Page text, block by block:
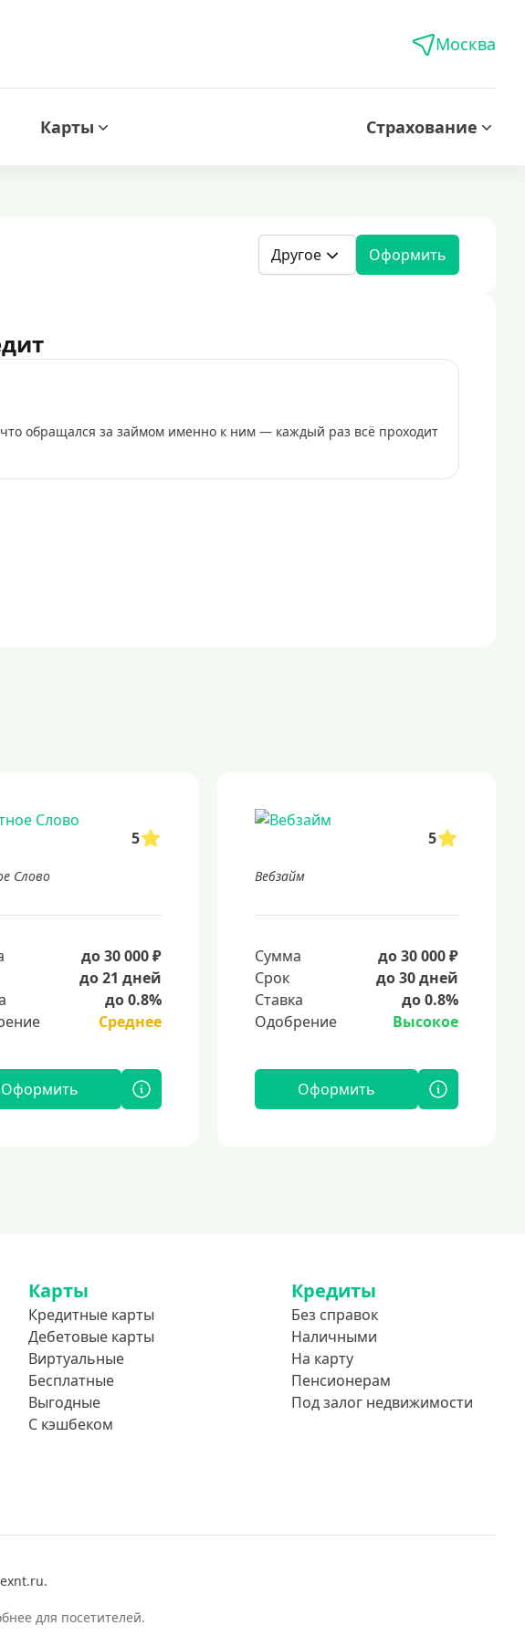
Москва
Карты Страхование
Другое Оформить
обращался за займом именно к ним — каждый раз всё проходит
5
Слово
до 30 000 ₽
до 21 дней
до 0.8%
Среднее
Оформить
5
Вебзайм
Сумма
до 30 000 ₽
Срок
до 30 дней
Ставка
до 0.8%
Одобрение
Высокое
Оформить
Карты
Кредитные карты
Дебетовые карты
Виртуальные
Бесплатные
Выгодные
С кэшбеком
Кредиты
Без справок
Наличными
На карту
Пенсионерам
Под залог недвижимости
для посетителей.